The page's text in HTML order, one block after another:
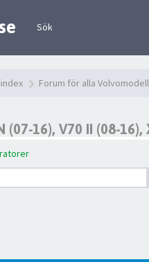
Sök
Forum för alla
(07-16), V70 II (08-16),